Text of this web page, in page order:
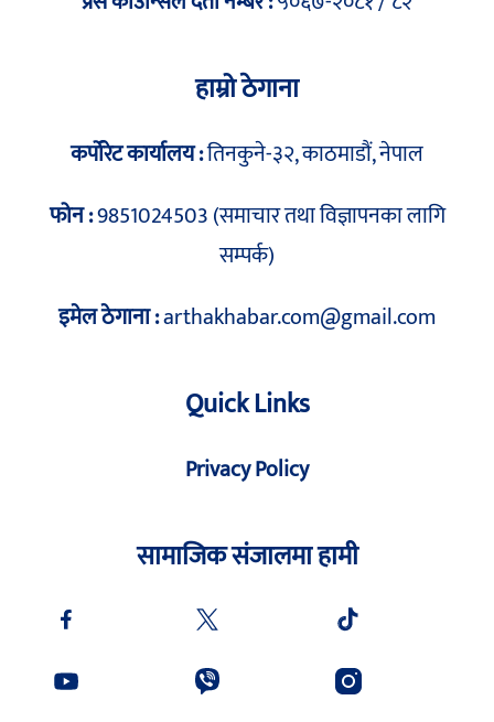
हाम्रो ठेगाना
कर्पोरेट कार्यालय :तिनकुने-३२, काठमाडौं, नेपाल
फोन :9851024503 (समाचार तथा विज्ञापनका लागि
सम्पर्क)
इमेल ठेगाना :arthakhabar.com@gmail.com
Quick Links
Privacy Policy
सामाजिक संजालमा हामी